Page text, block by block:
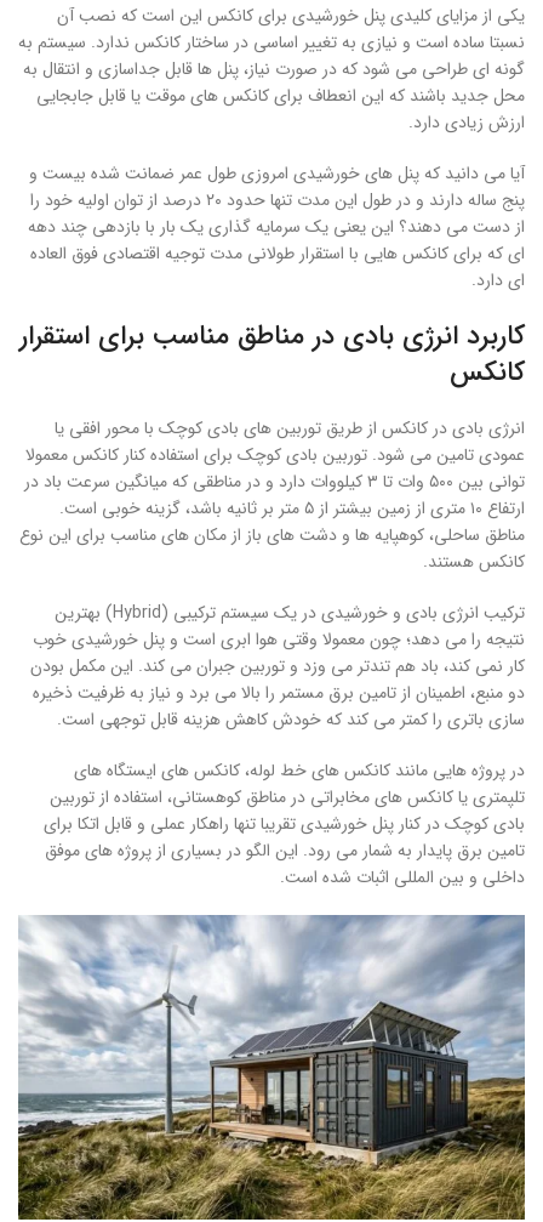
یکی از مزایای کلیدی پنل خورشیدی برای کانکس این است که نصب آن
نسبتا ساده است و نیازی به تغییر اساسی در ساختار کانکس ندارد. سیستم به
گونه ای طراحی می شود که در صورت نیاز، پنل ها قابل جداسازی و انتقال به
محل جدید باشند که این انعطاف برای کانکس های موقت یا قابل جابجایی
ارزش زیادی دارد.
آیا می دانید که پنل های خورشیدی امروزی طول عمر ضمانت شده بیست و
پنج ساله دارند و در طول این مدت تنها حدود ۲۰ درصد از توان اولیه خود را
از دست می دهند؟ این یعنی یک سرمایه گذاری یک بار با بازدهی چند دهه
ای که برای کانکس هایی با استقرار طولانی مدت توجیه اقتصادی فوق العاده
ای دارد.
کاربرد انرژی بادی در مناطق مناسب برای استقرار
کانکس
انرژی بادی در کانکس از طریق توربین های بادی کوچک با محور افقی یا
عمودی تامین می شود. توربین بادی کوچک برای استفاده کنار کانکس معمولا
توانی بین ۵۰۰ وات تا ۳ کیلووات دارد و در مناطقی که میانگین سرعت باد در
ارتفاع ۱۰ متری از زمین بیشتر از ۵ متر بر ثانیه باشد، گزینه خوبی است.
مناطق ساحلی، کوهپایه ها و دشت های باز از مکان های مناسب برای این نوع
کانکس هستند.
ترکیب انرژی بادی و خورشیدی در یک سیستم ترکیبی (Hybrid) بهترین
نتیجه را می دهد؛ چون معمولا وقتی هوا ابری است و پنل خورشیدی خوب
کار نمی کند، باد هم تندتر می وزد و توربین جبران می کند. این مکمل بودن
دو منبع، اطمینان از تامین برق مستمر را بالا می برد و نیاز به ظرفیت ذخیره
سازی باتری را کمتر می کند که خودش کاهش هزینه قابل توجهی است.
در پروژه هایی مانند کانکس های خط لوله، کانکس های ایستگاه های
تلپمتری یا کانکس های مخابراتی در مناطق کوهستانی، استفاده از توربین
بادی کوچک در کنار پنل خورشیدی تقریبا تنها راهکار عملی و قابل اتکا برای
تامین برق پایدار به شمار می رود. این الگو در بسیاری از پروژه های موفق
داخلی و بین المللی اثبات شده است.